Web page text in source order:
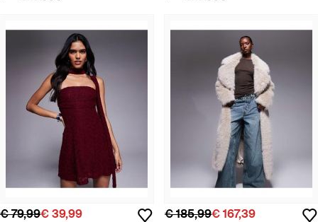
€ 79,99€ 39,99 € 185,99€ 167,39